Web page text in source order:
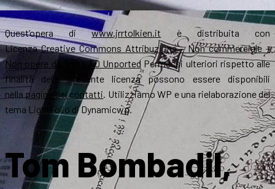
Quest’opera diwww.jrrtolkien.it è distribuita con
LicenzaCreative Commons Attribuzione – Non commerciale –
Non opere derivate 3.0 UnportedPermessi ulteriori rispetto alle
finalità della presente licenza possono essere disponibili
nellapagina dei contatti. Utilizziamo WP e una rielaborazione del
tema LightFolio di Dynamicwp.
Tom Bombadil,